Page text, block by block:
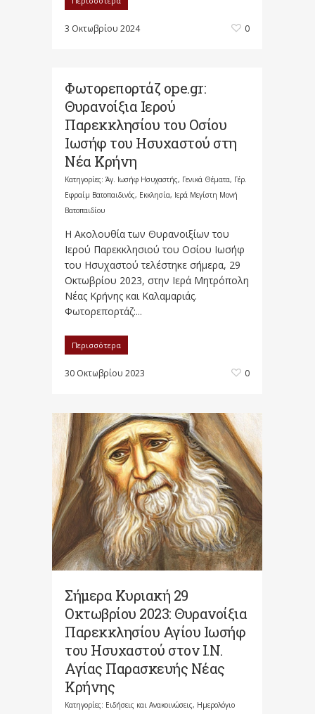
3 Οκτωβρίου 2024 0
Φωτορεπορτάζ ope.gr:
Θυρανοίξια Ιερού
Παρεκκλησίου του Οσίου
Ιωσήφ του Ησυχαστού στη
Νέα Κρήνη
Κατηγορίες: Άγ. Ιωσήφ Ησυχαστής, Γενικά Θέματα, Γέρ.
Εφραίμ Βατοπαιδινός, Εκκλησία, Ιερά Μεγίστη Μονή
Βατοπαιδίου
Η Ακολουθία των Θυρανοιξίων του
Ιερού Παρεκκλησιού του Οσίου Ιωσήφ
του Ησυχαστού τελέστηκε σήμερα, 29
Οκτωβρίου 2023, στην Ιερά Μητρόπολη
Νέας Κρήνης και Καλαμαριάς.
Φωτορεπορτάζ:...
Περισσότερα
30 Οκτωβρίου 2023 0
Σήμερα Κυριακή 29
Οκτωβρίου 2023: Θυρανοίξια
Παρεκκλησίου Αγίου Ιωσήφ
του Ησυχαστού στον Ι.Ν.
Αγίας Παρασκευής Νέας
Κρήνης
Κατηγορίες: Ειδήσεις και Ανακοινώσεις, Ημερολόγιο